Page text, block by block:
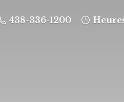
438-336-1200